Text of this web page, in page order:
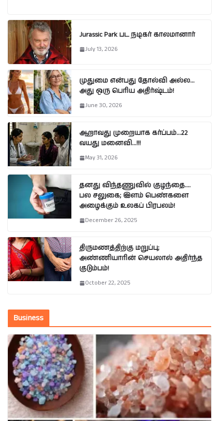
Jurassic Park பட நடிகர் காலமானார்
July 13, 2026
முதுமை என்பது தோல்வி அல்ல…
அது ஒரு பெரிய அதிர்ஷ்டம்!
June 30, 2026
ஆறாவது முறையாக கர்ப்பம்…22
வயது மனைவி…!!!
May 31, 2026
தனது விந்தணுவில் குழந்தை….
பல சலுகை; இளம் பெண்களை
அழைக்கும் உலகப் பிரபலம்!
December 26, 2025
திருமணத்திற்கு மறுப்பு;
அண்ணியாரின் செயலால் அதிர்ந்த
குடும்பம்!
October 22, 2025
Business